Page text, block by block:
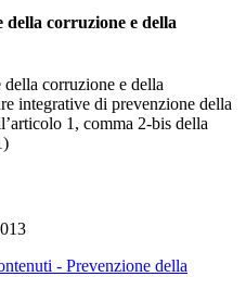
corruzione e della
corruzione e della
integrative di prevenzione della
1, comma 2-bis della
- Prevenzione della